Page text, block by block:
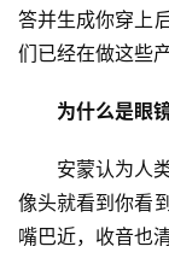
答并生成你穿上
们已经在做这些产
为什么是眼镜
安蒙认为人
像头就看到你看
嘴巴近，收音也